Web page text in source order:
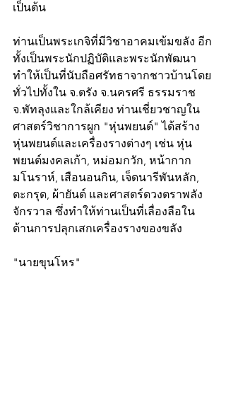
เป็นต้น
ท่านเป็นพระเกจิที่มีวิชาอาคมเข้มขลัง อีก
ทั้งเป็นพระนักปฏิบัติและพระนักพัฒนา
ทำให้เป็นที่นับถือศรัทธาจากชาวบ้านโดย
ทั่วไปทั้งใน จ.ตรัง จ.นครศรี ธรรมราช
จ.พัทลุงและใกล้เคียง ท่านเชี่ยวชาญใน
ศาสตร์วิชาการผูก "หุ่นพยนต์" ได้สร้าง
หุ่นพยนต์และเครื่องรางต่างๆ เช่น หุ่น
พยนต์มงคลเก้า, หม่อมกวัก, หน้ากาก
มโนราห์, เสือนอนกิน, เจ็ดนารีพันหลัก,
ตะกรุด, ผ้ายันต์ และศาสตร์ดวงตราพลัง
จักรวาล ซึ่งทำให้ท่านเป็นที่เลื่องลือใน
ด้านการปลุกเสกเครื่องรางของขลัง
"นายขุนโหร"